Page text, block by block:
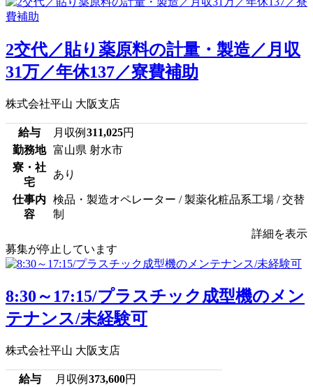
2交代／貼り薬原料の計量・製造／月収
31万／年休137／寮費補助
株式会社平山 大阪支店
給与 月収例 311,025円
勤務地
富山県 射水市
寮・社
宅
あり
仕事内
容
検品・製造オペレーター / 製薬化粧品系工場 / 交替
制
詳細を表示
募集が停止しています
8:30～17:15/プラスチック成型機のメン
テナンス/未経験可
株式会社平山 大阪支店
給与 月収例 373,600円